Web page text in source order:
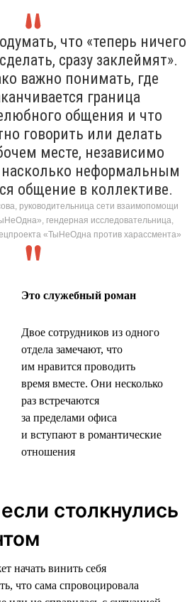
что «теперь ничего
сразу заклеймят».
важно понимать, где
граница
общения и что
говорить или делать
месте, независимо
насколько неформальным
общение в коллективе.
руководительница сети взаимопомощи
гендерная исследовательница,
«ТыНеОдна против харассмента»
Это служебный роман
Двое сотрудников из одного
отдела замечают, что
им нравится проводить
время вместе. Они несколько
раз встречаются
за пределами офиса
и вступают в романтические
отношения
столкнулись
начать винить себя
что сама спровоцировала